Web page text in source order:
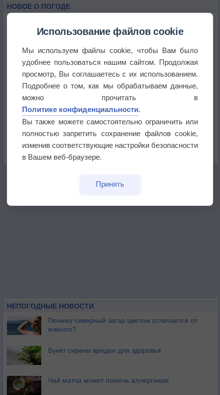
НОВОЕ О ПОГОДЕ
Космическая погода влияет на транспорт
Приложение построит маршрут через тень
Атмосфера начала замерзать
НЕПОГОДНЫЕ НОВОСТИ
Почему северный загар цветом отличается от
южного?
Букет сирени вреден для здоровья
Чай матча может помочь аллергикам
Использование файлов cookie
Мы используем файлы cookie, чтобы Вам было
удобнее пользоваться нашим сайтом. Продолжая
просмотр, Вы соглашаетесь с их использованием.
Подробнее о том, как мы обрабатываем данные,
можно прочитать в
Политике конфиденциальности.
Вы также можете самостоятельно ограничить или
полностью запретить сохранение файлов cookie,
изменив соответствующие настройки безопасности
в Вашем веб-браузере.
Принять